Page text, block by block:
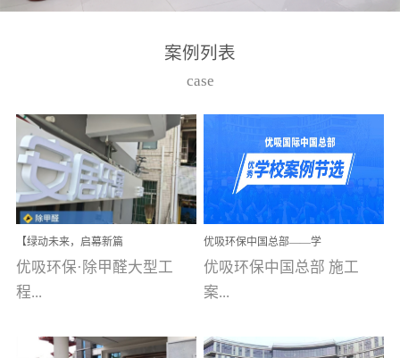
高技能的团队。汇聚了众
取得了多项产品技术专利
和多项国家版权局著作
权，获得高新技术企业称
号。生产优势自主生产自
给自足，优吸公司于2015
在广州番禺区成功建立产
品线生产基地，工厂拥有
自动化生产设备和成熟的
选择源头源材料、严控产
案例列表
case
【绿动未来，启幕新篇
章】优吸环保中标深圳安
居乐寓，超大型工装室内
空气治理项目顺利启航，
优吸环保·除甲醛大型工
程...
优吸环保中国总部——学
校施工案例(节选)
优吸环保中国总部 施工
案...